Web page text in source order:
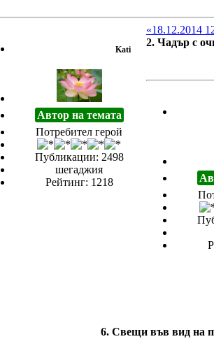
Kati
Автор на темата
Потребител герой
Публикации: 2498
шегаджия
Рейтинг: 1218
«18.12.2014
2. Чадър с
6. Свещи във вид на